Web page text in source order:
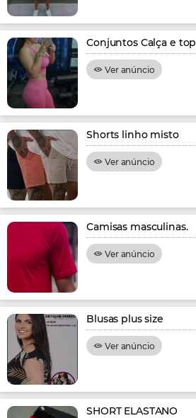
Conjuntos Calça e top
Ver anúncio
Shorts linho misto
Ver anúncio
Camisas masculinas.
Ver anúncio
Blusas plus size
Ver anúncio
SHORT ELASTANO